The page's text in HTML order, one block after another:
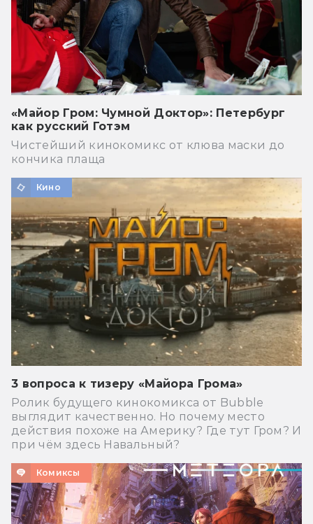
«Майор Гром: Чумной Доктор»: Петербург
как русский Готэм
Чистейший кинокомикс от клюва маски до
кончика плаща
Кино
3 вопроса к тизеру «Майора Грома»
Ролик будущего кинокомикса от Bubble
выглядит качественно. Но почему место
действия похоже на Америку? Где тут Гром? И
при чём здесь Навальный?
Комиксы